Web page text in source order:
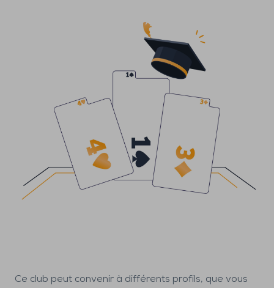
Ce club peut convenir à différents profils, que vous